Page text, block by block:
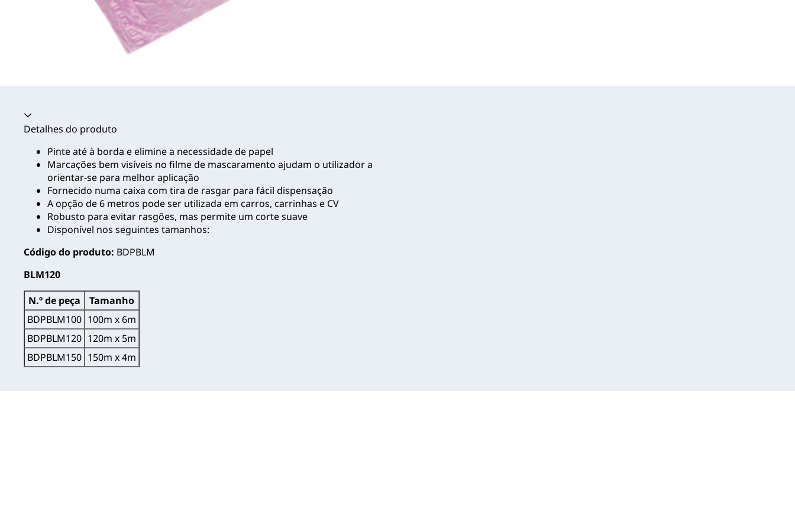
Acordeão recolhido
Detalhes do produto
Pinte até à borda e elimine a necessidade de papel
Marcações bem visíveis no filme de mascaramento ajudam o utilizador a
orientar-se para melhor aplicação
Fornecido numa caixa com tira de rasgar para fácil dispensação
A opção de 6 metros pode ser utilizada em carros, carrinhas e CV
Robusto para evitar rasgões, mas permite um corte suave
Disponível nos seguintes tamanhos:
Código do produto: BDPBLM
BLM120
N.º de peça
Tamanho
BDPBLM100 100m x 6m
BDPBLM120 120m x 5m
BDPBLM150 150m x 4m